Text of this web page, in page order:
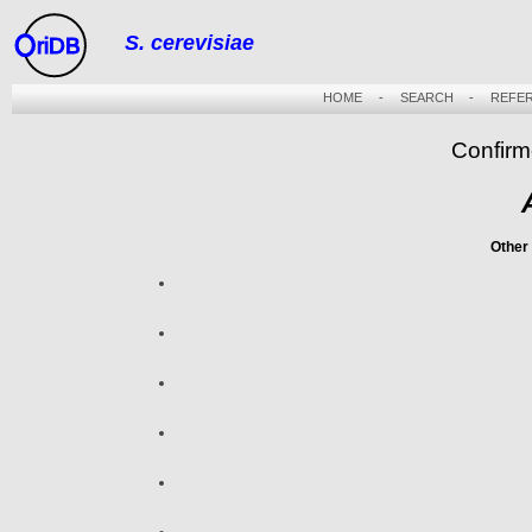
riDB S. cerevisiae
HOME- SEARCH -
Other